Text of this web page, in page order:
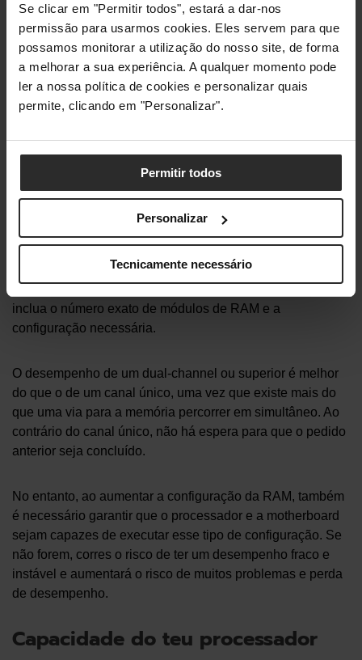
Se clicar em "Permitir todos", estará a dar-nos
permissão para usarmos cookies. Eles servem para que
possamos monitorar a utilização do nosso site, de forma
a melhorar a sua experiência. A qualquer momento pode
ler a nossa política de cookies e personalizar quais
permite, clicando em "Personalizar".
Permitir todos
Personalizar
Tecnicamente necessário
Ao selecionares o teu kit de RAM, a velocidade e a
capacidade têm de ser equilibradas. Isto reduz a
possibilidade de quaisquer problemas complexos, como
bottlenecking ou uma queda no desempenho.
carga de trabalho e a principal utilização do seu PC. Se o
teu foco é gaming, foca-te na velocidade da RAM. Se o teu
foco é trabalhar e utilizar programas mais pesados, deves
ter mais em consideração a capacidade do kit.
Quantos sticks de RAM precisas?
inclua o número exato de módulos de RAM e a
configuração necessária.
O desempenho de um dual-channel ou superior é melhor
do que o de um canal único, uma vez que existe mais do
que uma via para a memória percorrer em simultâneo. Ao
contrário do canal único, não há espera para que o pedido
anterior seja concluído.
No entanto, ao aumentar a configuração da RAM, também
é necessário garantir que o processador e a motherboard
sejam capazes de executar esse tipo de configuração. Se
não forem, corres o risco de ter um desempenho fraco e
instável e aumentará o risco de muitos problemas e perda
de desempenho.
Capacidade do teu processador